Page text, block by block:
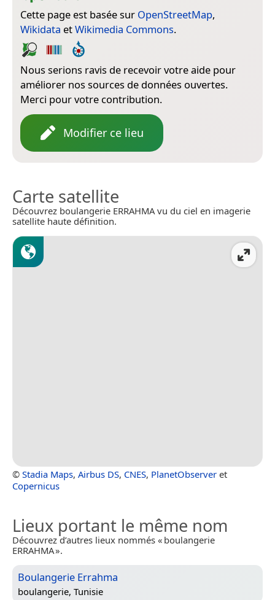
Cette page est basée sur OpenStreetMap,
Wikidata etWikimedia Commons.
Nous serions ravis de recevoir votre aide pour
améliorer nos sources de données ouvertes.
Merci pour votre contribution.
Modifier ce lieu
Carte satellite
Découvrez boulangerie ERRAHMA vu du ciel en imagerie
satellite haute définition.
© Stadia Maps, Airbus DS, CNES, PlanetObserver et
Copernicus
Lieux portant le même nom
Découvrez d’autres lieux nommés « boulangerie
ERRAHMA ».
Boulangerie Errahma
boulangerie, Tunisie